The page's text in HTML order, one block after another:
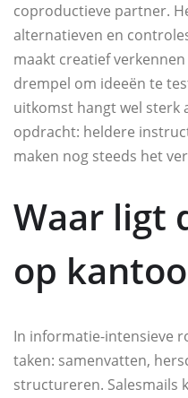
coproductieve partner.
alternatieven en
maakt creatief
drempel om ideeën te
uitkomst hangt wel sterk
opdracht: heldere
maken nog steeds het
Waar ligt
op
In informatie-intensieve
taken: samenvatten,
structureren. Salesmails